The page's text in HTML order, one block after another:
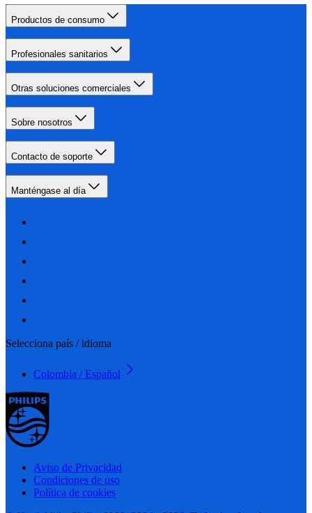
Productos de consumo
Profesionales sanitarios
Otras soluciones comerciales
Sobre nosotros
Contacto de soporte
Manténgase al día
Selecciona país / idioma
Colombia / Español
Aviso de Privacidad
Condiciones de uso
Política de cookies